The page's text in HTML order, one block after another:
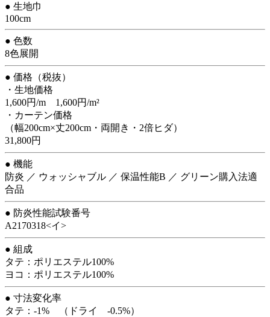
● 生地巾
100cm
● 色数
8色展開
● 価格（税抜）
・生地価格
1,600円/m 1,600円/m²
・カーテン価格
（幅200cm×丈200cm・両開き・2倍ヒダ）
31,800円
● 機能
防炎 ／ ウォッシャブル ／ 保温性能B ／ グリーン購入法適
合品
● 防炎性能試験番号
A2170318<イ>
● 組成
タテ：ポリエステル100%
ヨコ：ポリエステル100%
● 寸法変化率
タテ：-1% （ドライ -0.5%）